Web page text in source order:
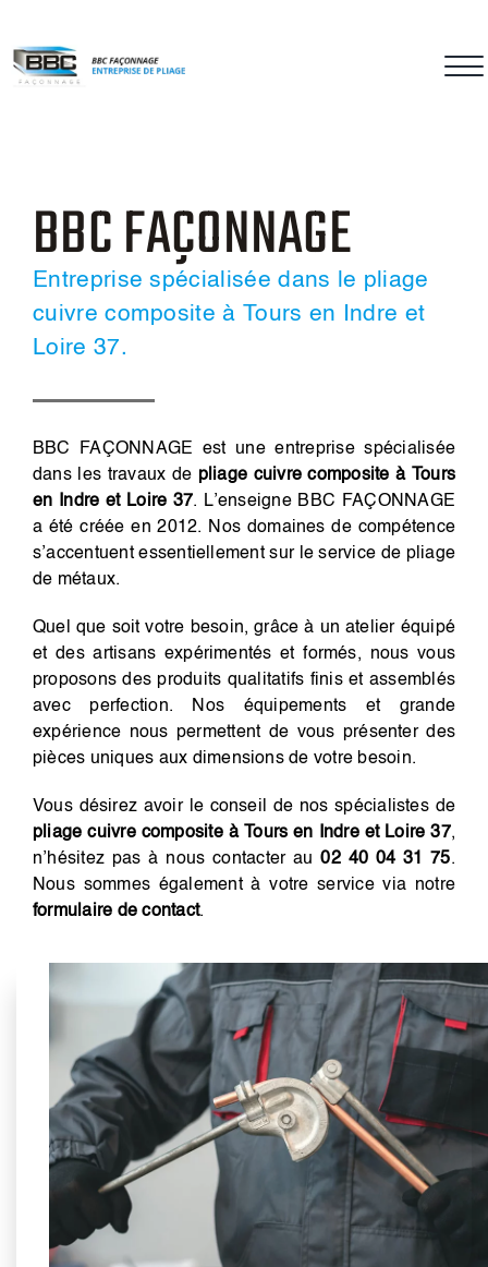
contenu
BBC FAÇONNAGE
Entreprise spécialisée dans le pliage
cuivre composite à Tours en Indre et
Loire 37.
BBC FAÇONNAGE est une entreprise spécialisée
dans les travaux de pliage cuivre composite à Tours
en Indre et Loire 37. L’enseigne BBC FAÇONNAGE
a été créée en 2012. Nos domaines de compétence
s’accentuent essentiellement sur le service de pliage
de métaux.
Quel que soit votre besoin, grâce à un atelier équipé
et des artisans expérimentés et formés, nous vous
proposons des produits qualitatifs finis et assemblés
avec perfection. Nos équipements et grande
expérience nous permettent de vous présenter des
pièces uniques aux dimensions de votre besoin.
Vous désirez avoir le conseil de nos spécialistes de
pliage cuivre composite à Tours en Indre et Loire 37,
n’hésitez pas à nous contacter au02 40 04 31 75.
Nous sommes également à votre service via notre
formulaire de contact.